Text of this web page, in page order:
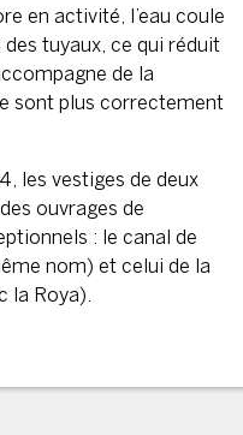
en activité, l’eau coule
tuyaux, ce qui réduit
de la
sont plus correctement
les vestiges de deux
ouvrages de
: le canal de
nom) et celui de la
la Roya).